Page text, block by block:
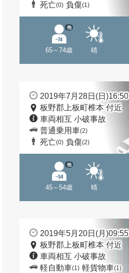
死亡(0) 負傷(1)
65～74歳
他
晴
2019年7月28日(日)16:50
板野郡上板町椎本 付近
車両相互 小破事故
普通乗用車(2)
死亡(0) 負傷(2)
45～54歳
他
晴
2019年5月20日(月)09:55
板野郡上板町椎本 付近
車両相互 小破事故
軽自動車(1) 軽貨物車(1)